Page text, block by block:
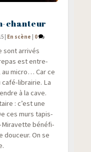
chanteur
| En scène | 0
sont arri­vés
est entre­
au micro… Car ce
café-librai­rie. La
à la cave.
: c’est une
ces murs tapis­
Mira­vette béné­fi­
dou­ceur. On se